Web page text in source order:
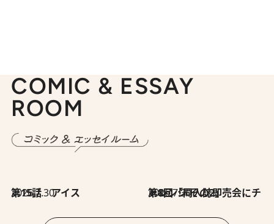
COMIC & ESSAY
ROOM
2026.7.30
第15話 アイス 2026.7.30
第8回「同人誌即売会にチャレンジ その2」